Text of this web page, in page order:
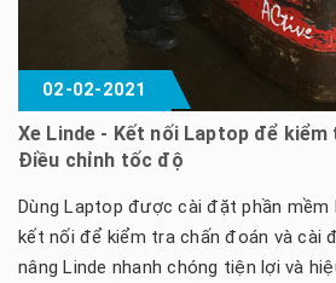
02-02-2021
Xe Linde - Kết nối Laptop để
Điều chỉnh tốc độ
Dùng Laptop được cài đặt phần mềm
kết nối để kiểm tra chấn đoán và cài
nâng Linde nhanh chóng tiện lợi và